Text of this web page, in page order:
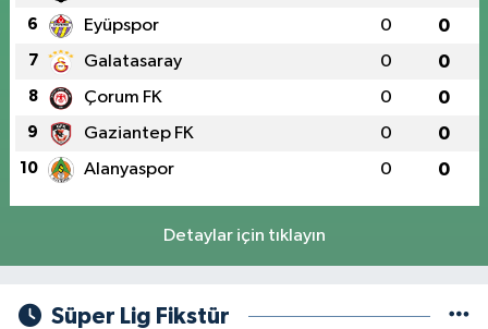
6 Eyüpspor 0 0
7 Galatasaray 0 0
8 Çorum FK 0 0
9 Gaziantep FK 0 0
10 Alanyaspor 0 0
Detaylar için tıklayın
Süper Lig Fikstür